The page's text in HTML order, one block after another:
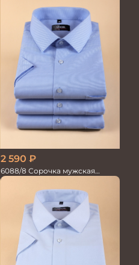
2 590 ₽
6088/8 Сорочка мужская
кор.рукав